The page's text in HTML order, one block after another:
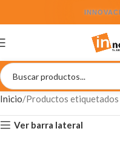
Inicio Productos etiquetados
Ver barra lateral